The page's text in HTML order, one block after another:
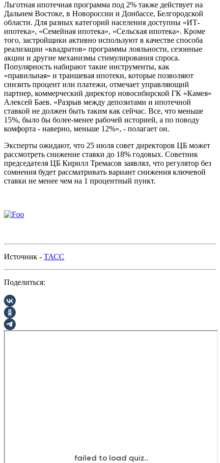
Льготная ипотечная программа под 2% также действует на
Дальнем Востоке, в Новороссии и Донбассе, Белгородской
области. Для разных категорий населения доступны «ИТ-
ипотека», «Семейная ипотека», «Сельская ипотека». Кроме
того, застройщики активно используют в качестве способа
реализации «квадратов» программы лояльности, сезонные
акции и другие механизмы стимулирования спроса.
Популярность набирают такие инструменты, как
«правильная» и траншевая ипотеки, которые позволяют
снизить процент или платежи, отмечает управляющий
партнер, коммерческий директор новосибирской ГК «Камея»
Алексей Баев. «Разрыв между депозитами и ипотечной
ставкой не должен быть таким как сейчас. Все, что меньше
15%, было бы более-менее рабочей историей, а по поводу
комфорта - наверно, меньше 12%», - полагает он.
Эксперты ожидают, что 25 июля совет директоров ЦБ может
рассмотреть снижение ставки до 18% годовых. Советник
председателя ЦБ Кирилл Тремасов заявлял, что регулятор без
сомнения будет рассматривать вариант снижения ключевой
ставки не менее чем на 1 процентный пункт.
Источник - ТАСС
Поделиться: